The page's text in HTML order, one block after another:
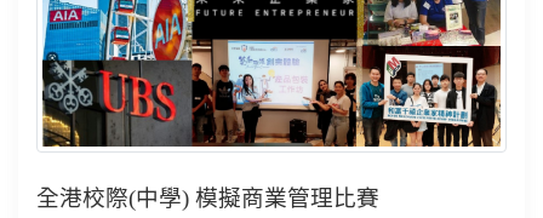
全港校際(中學) 模擬商業管理比賽